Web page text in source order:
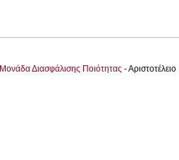
Μονάδα Διασφάλισης Ποιότητας -